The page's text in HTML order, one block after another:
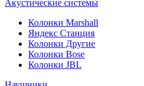
Акустические системы
Колонки Marshall
Яндекс Станция
Колонки Другие
Колонки Bose
Колонки JBL